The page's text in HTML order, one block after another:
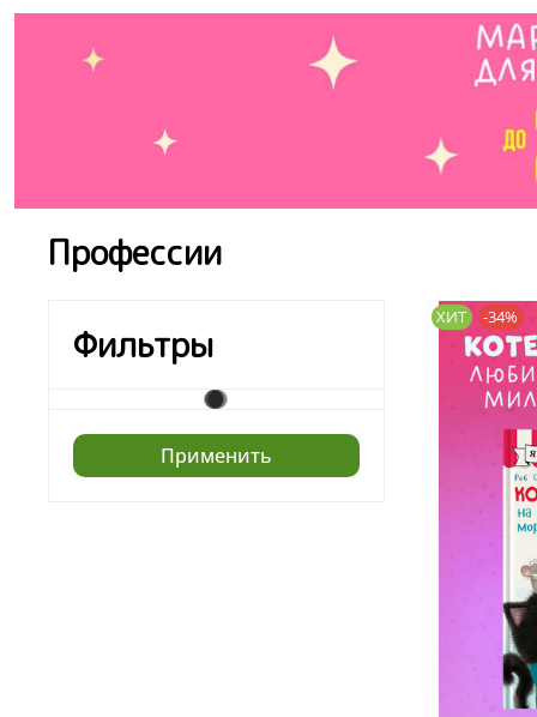
Профессии
ХИТ -34%
Фильтры
Применить